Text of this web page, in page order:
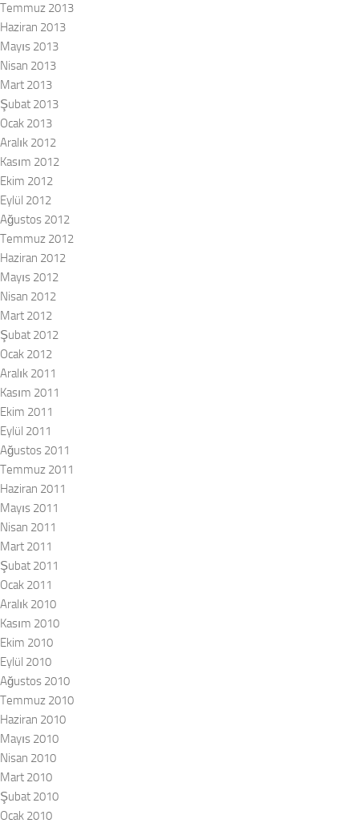
Temmuz 2013
Haziran 2013
Mayıs 2013
Nisan 2013
Mart 2013
Şubat 2013
Ocak 2013
Aralık 2012
Kasım 2012
Ekim 2012
Eylül 2012
Ağustos 2012
Temmuz 2012
Haziran 2012
Mayıs 2012
Nisan 2012
Mart 2012
Şubat 2012
Ocak 2012
Aralık 2011
Kasım 2011
Ekim 2011
Eylül 2011
Ağustos 2011
Temmuz 2011
Haziran 2011
Mayıs 2011
Nisan 2011
Mart 2011
Şubat 2011
Ocak 2011
Aralık 2010
Kasım 2010
Ekim 2010
Eylül 2010
Ağustos 2010
Temmuz 2010
Haziran 2010
Mayıs 2010
Nisan 2010
Mart 2010
Şubat 2010
Ocak 2010